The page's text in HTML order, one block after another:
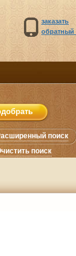
заказать
обратный
поиск
поиск